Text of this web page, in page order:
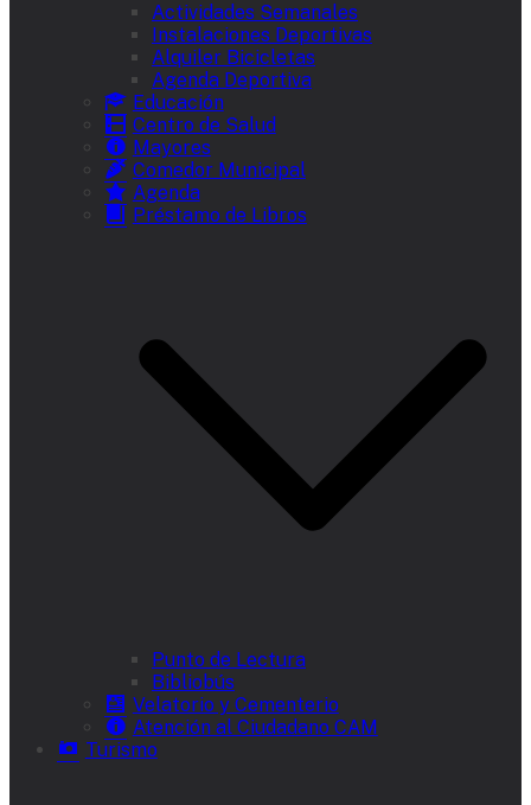
Actividades Semanales
Instalaciones Deportivas
Alquiler Bicicletas
Agenda Deportiva
Educación
Centro de Salud
Mayores
Comedor Municipal
Agenda
Préstamo de Libros
Punto de Lectura
Bibliobús
Velatorio y Cementerio
Atención al Ciudadano CAM
Turismo